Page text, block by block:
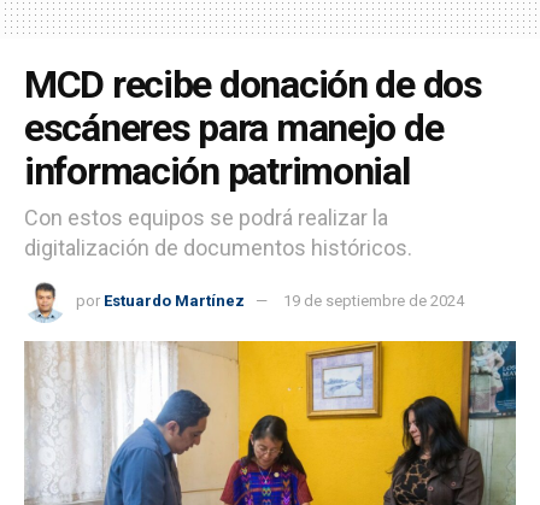
MCD recibe donación de dos
escáneres para manejo de
información patrimonial
Con estos equipos se podrá realizar la
digitalización de documentos históricos.
por Estuardo Martínez 19 de septiembre de 2024